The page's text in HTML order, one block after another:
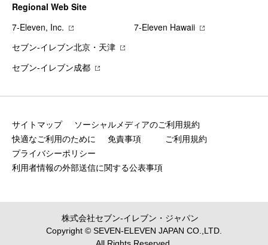
Regional Web Site
7‐Eleven, Inc.
7‐Eleven Hawaii
セブン‐イレブン北京・天津
セブン‐イレブン成都
サイトマップ
ソーシャルメディアのご利用規約
快適なご利用のために
免責事項
ご利用規約
プライバシーポリシー
利用者情報の外部送信に関する公表事項
株式会社セブン‐イレブン・ジャパン
Copyright © SEVEN-ELEVEN JAPAN CO.,LTD.